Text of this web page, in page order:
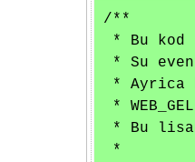
﻿﻿/**
* Bu kod
* Su
* Ayrica
*
* Bu
*